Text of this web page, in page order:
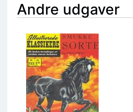
Andre udgaver